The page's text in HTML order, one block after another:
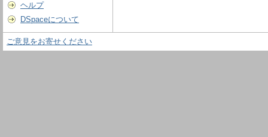
ヘルプ
DSpaceについて
ご意見をお寄せください